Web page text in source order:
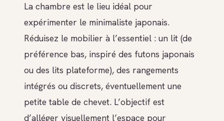
La chambre est le lieu idéal pour
expérimenter le minimaliste japonais.
Réduisez le mobilier à l’essentiel : un lit (de
préférence bas, inspiré des futons japonais
ou des lits plateforme), des rangements
intégrés ou discrets, éventuellement une
petite table de chevet. L’objectif est
d’alléger visuellement l’espace pour